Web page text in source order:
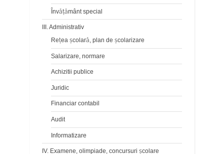
Învăţământ special
III. Administrativ
Reţea şcolară, plan de şcolarizare
Salarizare, normare
Achizitii publice
Juridic
Financiar contabil
Audit
Informatizare
IV. Examene, olimpiade, concursuri școlare